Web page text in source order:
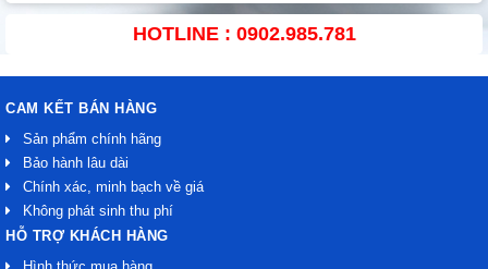
HOTLINE : 0902.985.781
CAM KẾT BÁN HÀNG
Sản phẩm chính hãng
Bảo hành lâu dài
Chính xác, minh bạch về giá
Không phát sinh thu phí
HỖ TRỢ KHÁCH HÀNG